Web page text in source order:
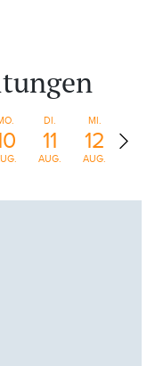
DI.
11
AUG.
MI.
12
AUG.